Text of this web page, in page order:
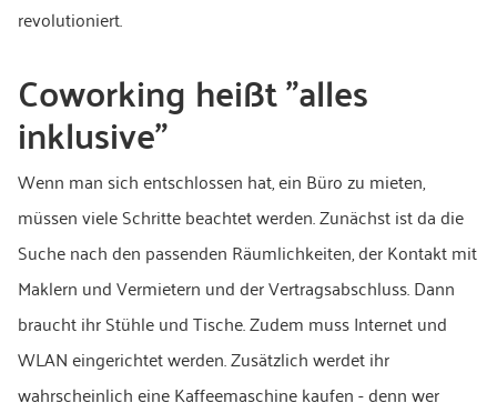
revolutioniert.
Coworking heißt "alles
inklusive"
Wenn man sich entschlossen hat, ein Büro zu mieten,
müssen viele Schritte beachtet werden. Zunächst ist da die
Suche nach den passenden Räumlichkeiten, der Kontakt mit
Maklern und Vermietern und der Vertragsabschluss. Dann
braucht ihr Stühle und Tische. Zudem muss Internet und
WLAN eingerichtet werden. Zusätzlich werdet ihr
wahrscheinlich eine Kaffeemaschine kaufen - denn wer